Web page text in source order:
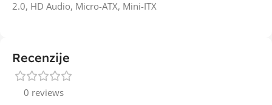
2.0, HD Audio, Micro-ATX, Mini-ITX
Recenzije
0 reviews